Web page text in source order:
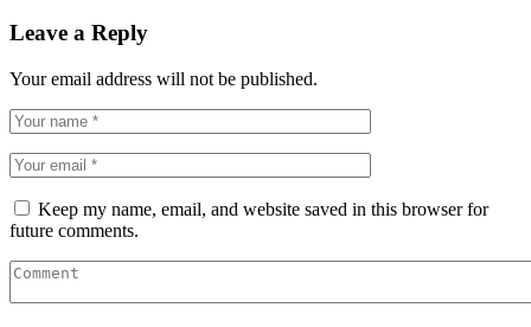
Leave a Reply
Your email address will not be published.
Keep my name, email, and website saved in this browser for
future comments.